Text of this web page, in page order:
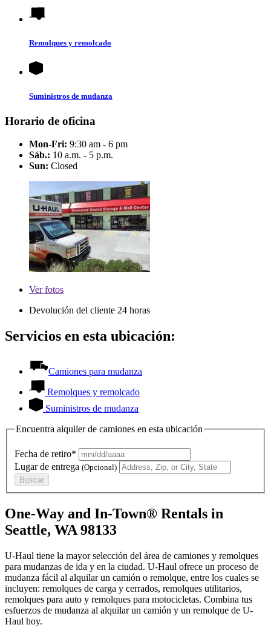
Remolques y remolcado
Suministros de mudanza
Horario de oficina
Mon-Fri: 9:30 am - 6 pm
Sáb.: 10 a.m. - 5 p.m.
Sun: Closed
Verfotos
Devolución del cliente 24 horas
Servicios en esta ubicación:
Camiones para mudanza
Remolques y remolcado
Suministros de mudanza
Encuentra alquiler de camiones en esta ubicación
Fecha de retiro*
Lugar de entrega (Opcional)
Buscar
One-Way and In-Town® Rentals in
Seattle, WA 98133
U-Haul tiene la mayor selección del área de camiones y remolques
para mudanzas de ida y en la ciudad. U-Haul ofrece un proceso de
mudanza fácil al alquilar un camión o remolque, entre los cuales se
incluyen: remolques de carga y cerrados, remolques utilitarios,
remolques para auto y remolques para motocicletas. Combina tus
esfuerzos de mudanza al alquilar un camión y un remolque de U-
Haul hoy.